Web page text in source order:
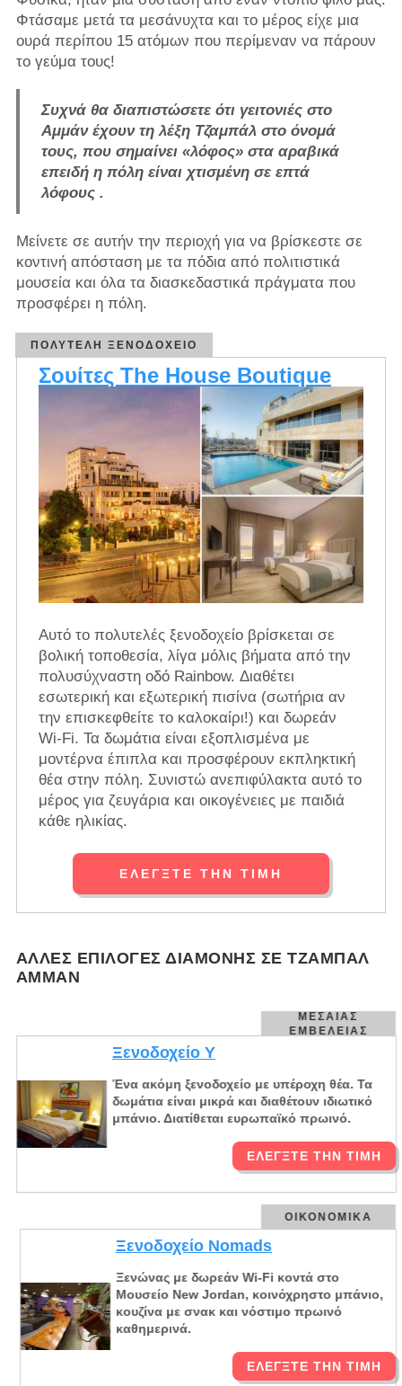
Φτάσαμε μετά τα μεσάνυχτα και το μέρος είχε μια
ουρά περίπου 15 ατόμων που περίμεναν να πάρουν
το γεύμα τους!
Συχνά θα διαπιστώσετε ότι γειτονιές στο
Αμμάν έχουν τη λέξη Τζαμπάλ στο όνομά
τους, που σημαίνει «λόφος» στα αραβικά
επειδή η πόλη είναι χτισμένη σε επτά
λόφους .
Μείνετε σε αυτήν την περιοχή για να βρίσκεστε σε
κοντινή απόσταση με τα πόδια από πολιτιστικά
μουσεία και όλα τα διασκεδαστικά πράγματα που
προσφέρει η πόλη.
ΠΟΛΥΤΕΛΉ ΞΕΝΟΔΟΧΕΊΟ
Σουίτες The House Boutique
Αυτό το πολυτελές ξενοδοχείο βρίσκεται σε
βολική τοποθεσία, λίγα μόλις βήματα από την
πολυσύχναστη οδό Rainbow. Διαθέτει
εσωτερική και εξωτερική πισίνα (σωτήρια αν
την επισκεφθείτε το καλοκαίρι!) και δωρεάν
Wi-Fi. Τα δωμάτια είναι εξοπλισμένα με
μοντέρνα έπιπλα και προσφέρουν εκπληκτική
θέα στην πόλη. Συνιστώ ανεπιφύλακτα αυτό το
μέρος για ζευγάρια και οικογένειες με παιδιά
κάθε ηλικίας.
ΕΛΈΓΞΤΕ ΤΗΝ ΤΙΜΉ
ΆΛΛΕΣ ΕΠΙΛΟΓΈΣ ΔΙΑΜΟΝΉΣ ΣΕ ΤΖΑΜΠΆΛ
ΑΜΜΆΝ
ΜΕΣΑΊΑΣ
ΕΜΒΈΛΕΙΑΣ
Ξενοδοχείο Y
Ένα ακόμη ξενοδοχείο με υπέροχη θέα. Τα
δωμάτια είναι μικρά και διαθέτουν ιδιωτικό
μπάνιο. Διατίθεται ευρωπαϊκό πρωινό.
ΕΛΈΓΞΤΕ ΤΗΝ ΤΙΜΉ
ΟΙΚΟΝΟΜΙΚΆ
Ξενοδοχείο Nomads
Ξενώνας με δωρεάν Wi-Fi κοντά στο
Μουσείο New Jordan, κοινόχρηστο μπάνιο,
κουζίνα με σνακ και νόστιμο πρωινό
καθημερινά.
ΕΛΈΓΞΤΕ ΤΗΝ ΤΙΜΉ